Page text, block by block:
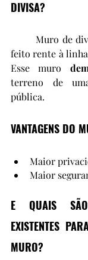
DIVISA?
feito rente à
Esse muro
terreno de
pública.
VANTAGENS DO
Maior
Maior
E QUAIS
EXISTENTES
MURO?